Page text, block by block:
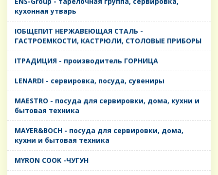
кухонная утварь
IОБЩЕПИТ НЕРЖАВЕЮЩАЯ СТАЛЬ -
ГАСТРОЕМКОСТИ, КАСТРЮЛИ, СТОЛОВЫЕ ПРИБОРЫ
IТРАДИЦИЯ - производитель ГОРНИЦА
LENARDI - сервировка, посуда, сувениры
MAESTRO - посуда для сервировки, дома, кухни и
бытовая техника
MAYER&BOCH - посуда для сервировки, дома,
кухни и бытовая техника
MYRON COOK -ЧУГУН